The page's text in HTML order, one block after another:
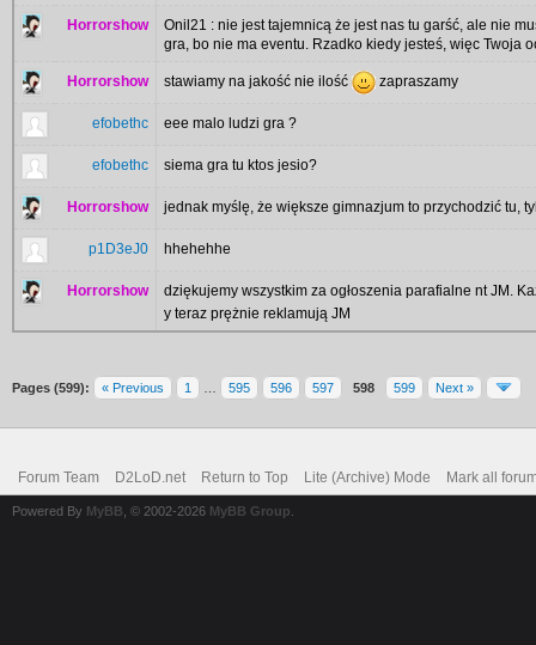
Horrorshow
Onil21 : nie jest tajemnicą że jest nas tu garść, ale nie
gra, bo nie ma eventu. Rzadko kiedy jesteś, więc Twoja
Horrorshow stawiamy na jakość nie ilość zapraszamy
efobethc eee malo ludzi gra ?
efobethc siema gra tu ktos jesio?
Horrorshow jednak myślę, że większe gimnazjum to przychodzić tu,
p1D3eJ0 hhehehhe
Horrorshow
dziękujemy wszystkim za ogłoszenia parafialne nt JM.
y teraz prężnie reklamują JM
Pages (599): « Previous 1 595 596 597 598 599 Next »
Forum Team D2LoD.net Return to Top Lite (Archive) Mode Mark all
Powered By MyBB , © 2002-2026 MyBB Group